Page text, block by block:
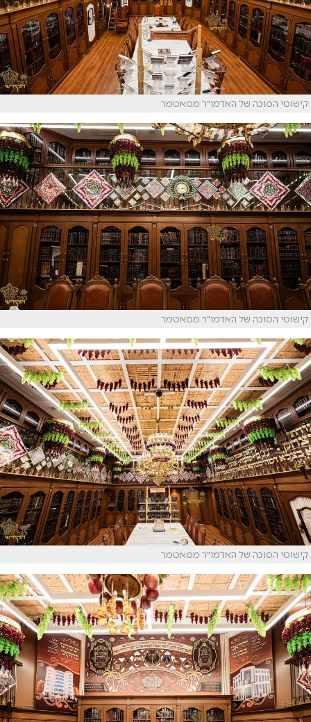
קישוטי הסוכה של האדמו"ר מסאטמר
קישוטי הסוכה של האדמו"ר מסאטמר
קישוטי הסוכה של האדמו"ר מסאטמר